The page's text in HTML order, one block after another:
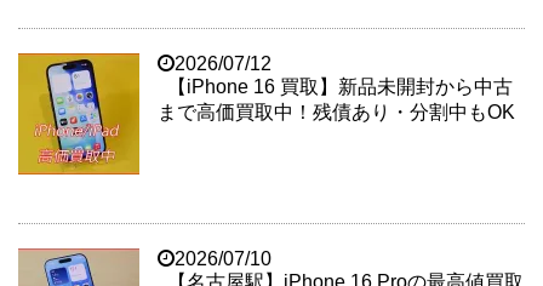
2026/07/12
【iPhone 16 買取】新品未開封から中古
まで高価買取中！残債あり・分割中もOK
2026/07/10
【名古屋駅】iPhone 16 Proの最高値買取